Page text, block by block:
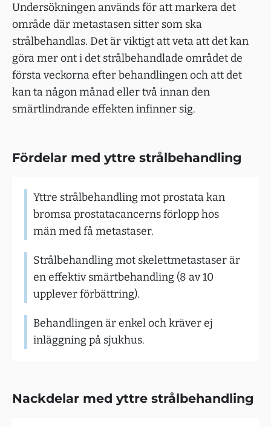
Undersökningen används för att markera det
område där metastasen sitter som ska
strålbehandlas. Det är viktigt att veta att det kan
göra mer ont i det strålbehandlade området de
första veckorna efter behandlingen och att det
kan ta någon månad eller två innan den
smärtlindrande effekten infinner sig.
Fördelar med yttre strålbehandling
Yttre strålbehandling mot prostata kan
bromsa prostatacancerns förlopp hos
män med få metastaser.
Strålbehandling mot skelettmetastaser är
en effektiv smärtbehandling (8 av 10
upplever förbättring).
Behandlingen är enkel och kräver ej
inläggning på sjukhus.
Nackdelar med yttre strålbehandling